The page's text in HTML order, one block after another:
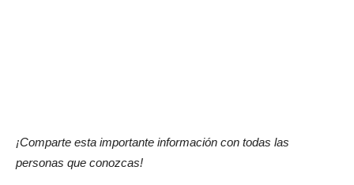
¡Comparte esta importante información con todas las
personas que conozcas!